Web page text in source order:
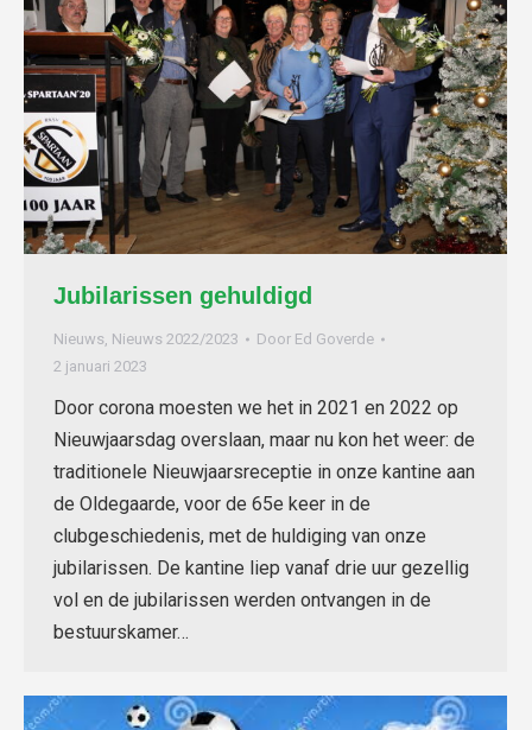
Jubilarissen gehuldigd
Nieuws, Nieuws 2022/2023 Door Ed Goverde
2 januari 2023
Door corona moesten we het in 2021 en 2022 op
Nieuwjaarsdag overslaan, maar nu kon het weer: de
traditionele Nieuwjaarsreceptie in onze kantine aan
de Oldegaarde, voor de 65e keer in de
clubgeschiedenis, met de huldiging van onze
jubilarissen. De kantine liep vanaf drie uur gezellig
vol en de jubilarissen werden ontvangen in de
bestuurskamer…